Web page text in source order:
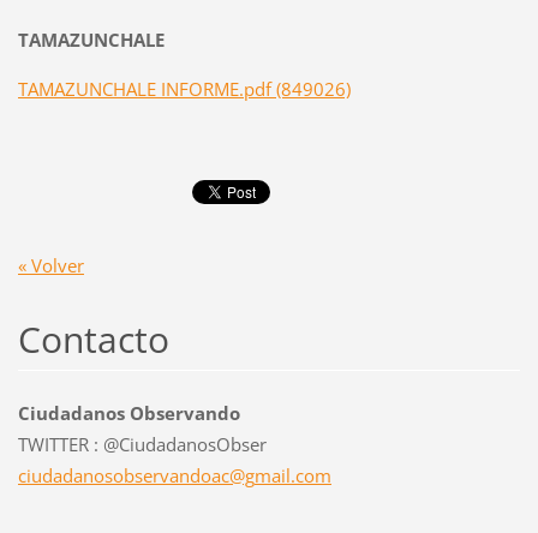
TAMAZUNCHALE
TAMAZUNCHALE INFORME.pdf (849026)
« Volver
Contacto
Ciudadanos Observando
TWITTER : @CiudadanosObser
ciudadanosobservandoac@gmail.com